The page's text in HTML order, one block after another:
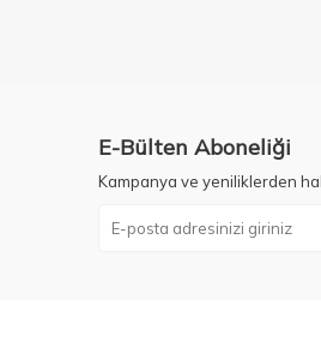
E-Bülten Aboneliği
Kampanya ve yeniliklerden